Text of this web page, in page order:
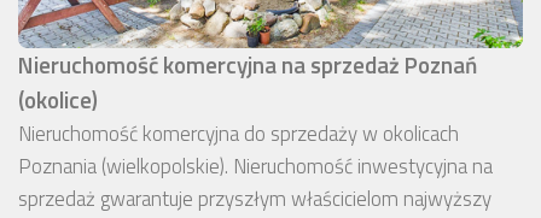
Nieruchomość komercyjna na sprzedaż Poznań
(okolice)
Nieruchomość komercyjna do sprzedaży w okolicach
Poznania (wielkopolskie). Nieruchomość inwestycyjna na
sprzedaż gwarantuje przyszłym właścicielom najwyższy